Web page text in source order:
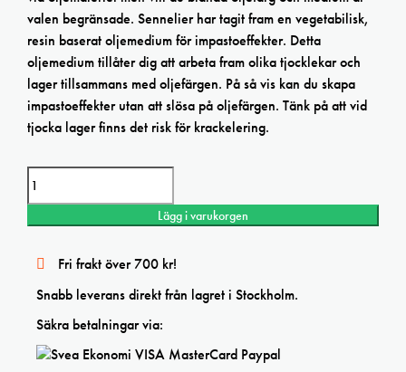
valen begränsade. Sennelier har tagit fram en vegetabilisk,
resin baserat oljemedium för impastoeffekter. Detta
oljemedium tillåter dig att arbeta fram olika tjocklekar och
lager tillsammans med oljefärgen. På så vis kan du skapa
impastoeffekter utan att slösa på oljefärgen. Tänk på att vid
tjocka lager finns det risk för krackelering.
Lägg i varukorgen
Fri frakt över 700 kr!
Snabb leverans direkt från lagret i Stockholm.
Säkra betalningar via: